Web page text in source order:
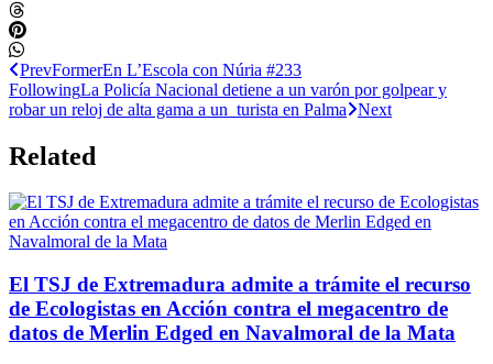
PrevFormerEn L’Escola con Núria #233
FollowingLa Policía Nacional detiene a un varón por golpear y
robar un reloj de alta gama a un turista en Palma
Next
Related
El TSJ de Extremadura admite a trámite el recurso
de Ecologistas en Acción contra el megacentro de
datos de Merlin Edged en Navalmoral de la Mata